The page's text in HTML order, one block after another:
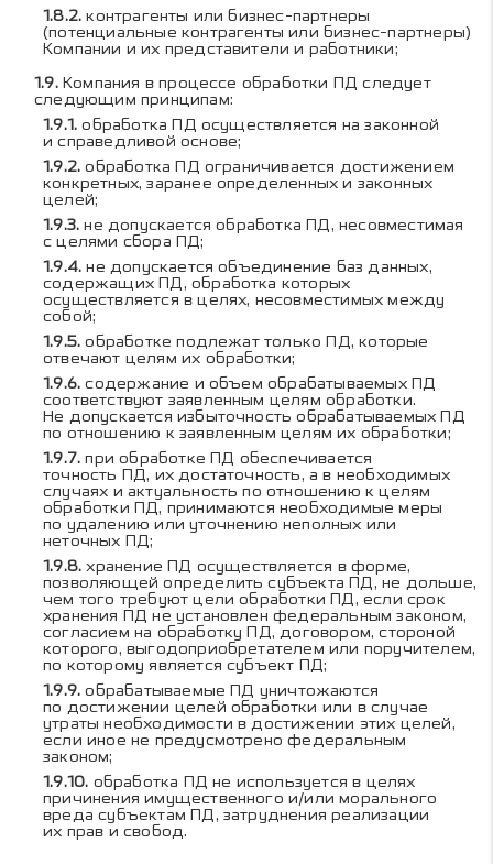
контрагенты или бизнес-партнеры
(потенциальные контрагенты или бизнес-партнеры)
Компании и их представители и работники;
Компания в процессе обработки ПД следует
следующим принципам:
обработка ПД осуществляется на законной
и справедливой основе;
обработка ПД ограничивается достижением
конкретных, заранее определенных и законных
целей;
не допускается обработка ПД, несовместимая
с целями сбора ПД;
не допускается объединение баз данных,
содержащих ПД, обработка которых
осуществляется в целях, несовместимых между
собой;
обработке подлежат только ПД, которые
отвечают целям их обработки;
содержание и объем обрабатываемых ПД
соответствуют заявленным целям обработки.
Не допускается избыточность обрабатываемых ПД
по отношению к заявленным целям их обработки;
при обработке ПД обеспечивается
точность ПД, их достаточность, а в необходимых
случаях и актуальность по отношению к целям
обработки ПД, принимаются необходимые меры
по удалению или уточнению неполных или
неточных ПД;
хранение ПД осуществляется в форме,
позволяющей определить субъекта ПД, не дольше,
чем того требуют цели обработки ПД, если срок
хранения ПД не установлен федеральным законом,
согласием на обработку ПД, договором, стороной
которого, выгодоприобретателем или поручителем,
по которому является субъект ПД;
обрабатываемые ПД уничтожаются
по достижении целей обработки или в случае
утраты необходимости в достижении этих целей,
если иное не предусмотрено федеральным
законом;
обработка ПД не используется в целях
причинения имущественного и/или морального
вреда субъектам ПД, затруднения реализации
их прав и свобод.